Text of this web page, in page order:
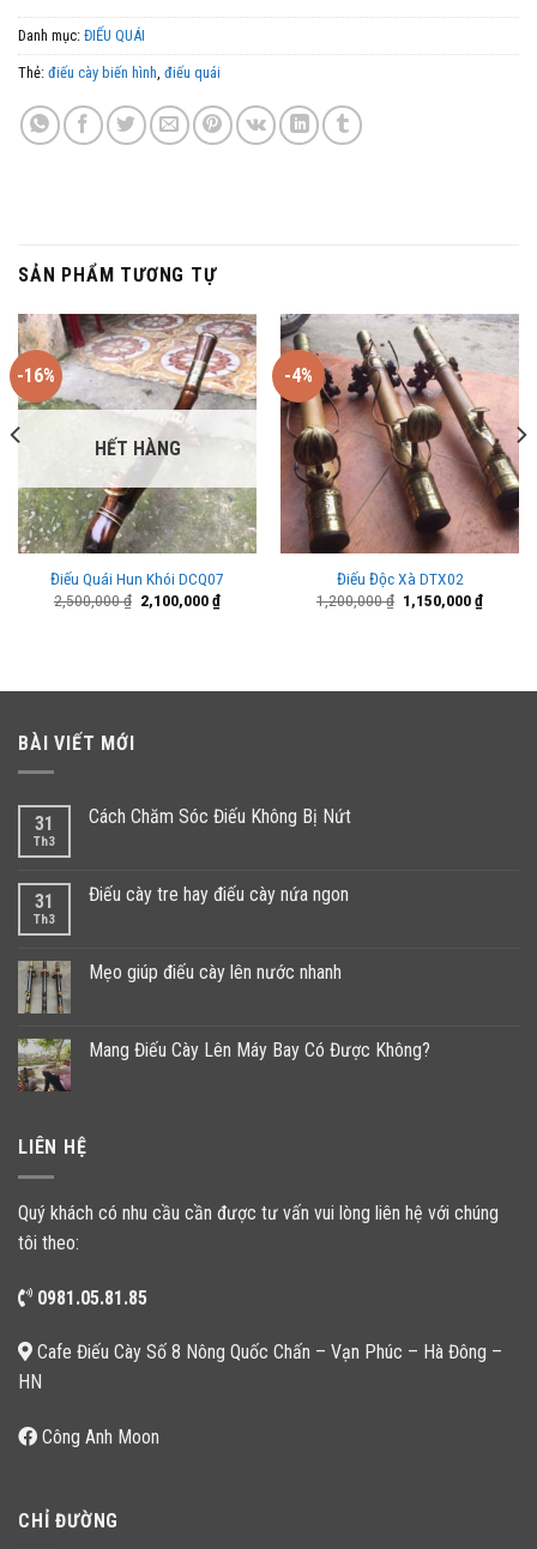
Danh mục: ĐIẾU QUÁI
Thẻ: điếu cày biến hình điếu quái
SẢN PHẨM TƯƠNG TỰ
-16%
HẾT HÀNG
Điếu Quái Hun Khói DCQ07
2,500,000₫ Giá
gốc
2,100,000₫Giá
-4%
Điếu Độc Xà DTX02
1,200,000₫ Giá
gốc
1,150,000₫Giá
BÀI VIẾT MỚI
31
Th3
Cách Chăm Sóc Điếu Không Bị Nứt
31
Th3
Điếu cày tre hay điếu cày nứa ngon
Mẹo giúp điếu cày lên nước nhanh
Mang Điếu Cày Lên Máy Bay Có Được Không?
LIÊN HỆ
Quý khách có nhu cầu cần được tư vấn vui lòng liên hệ với chúng
tôi theo:
0981.05.81.85
Cafe Điếu Cày Số 8 Nông Quốc Chấn – Vạn Phúc – Hà Đông –
HN
Công Anh Moon
CHỈ ĐƯỜNG